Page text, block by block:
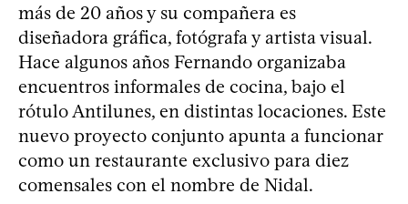
más de 20 años y su compañera es
diseñadora gráfica, fotógrafa y artista visual.
Hace algunos años Fernando organizaba
encuentros informales de cocina, bajo el
rótulo Antilunes, en distintas locaciones. Este
nuevo proyecto conjunto apunta a funcionar
como un restaurante exclusivo para diez
comensales con el nombre de Nidal.